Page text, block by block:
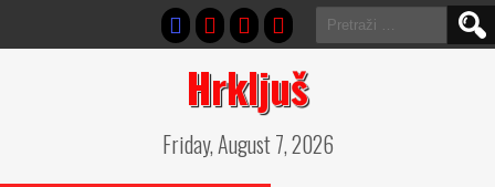
Pretraga:
Hrkljuš
Friday, August 7, 2026